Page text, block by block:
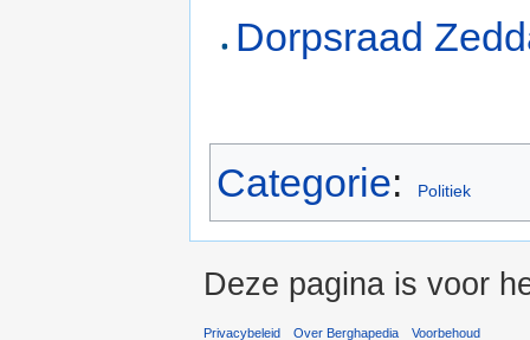
Dorpsraad
Categorie: Politiek
Deze pagina is voor
Privacybeleid Over Berghapedia Voorbehoud